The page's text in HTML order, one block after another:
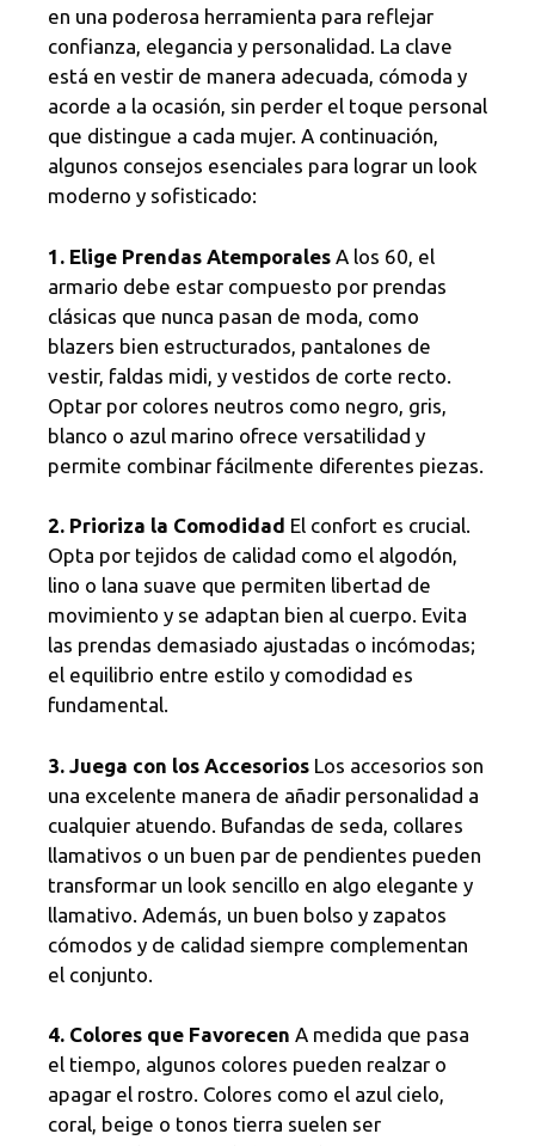
en una poderosa herramienta para reflejar
confianza, elegancia y personalidad. La clave
está en vestir de manera adecuada, cómoda y
acorde a la ocasión, sin perder el toque personal
que distingue a cada mujer. A continuación,
algunos consejos esenciales para lograr un look
moderno y sofisticado:
1. Elige Prendas Atemporales A los 60, el
armario debe estar compuesto por prendas
clásicas que nunca pasan de moda, como
blazers bien estructurados, pantalones de
vestir, faldas midi, y vestidos de corte recto.
Optar por colores neutros como negro, gris,
blanco o azul marino ofrece versatilidad y
permite combinar fácilmente diferentes piezas.
2. Prioriza la Comodidad El confort es crucial.
Opta por tejidos de calidad como el algodón,
lino o lana suave que permiten libertad de
movimiento y se adaptan bien al cuerpo. Evita
las prendas demasiado ajustadas o incómodas;
el equilibrio entre estilo y comodidad es
fundamental.
3. Juega con los Accesorios Los accesorios son
una excelente manera de añadir personalidad a
cualquier atuendo. Bufandas de seda, collares
llamativos o un buen par de pendientes pueden
transformar un look sencillo en algo elegante y
llamativo. Además, un buen bolso y zapatos
cómodos y de calidad siempre complementan
el conjunto.
4. Colores que Favorecen A medida que pasa
el tiempo, algunos colores pueden realzar o
apagar el rostro. Colores como el azul cielo,
coral, beige o tonos tierra suelen ser